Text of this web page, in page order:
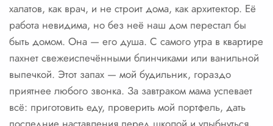
халатов, как врач, и не строит дома, как архитектор. Её
работа невидима, но без неё наш дом перестал бы
быть домом. Она — его душа. С самого утра в квартире
пахнет свежеиспечёнными блинчиками или ванильной
выпечкой. Этот запах — мой будильник, гораздо
приятнее любого звонка. За завтраком мама успевает
всё: приготовить еду, проверить мой портфель, дать